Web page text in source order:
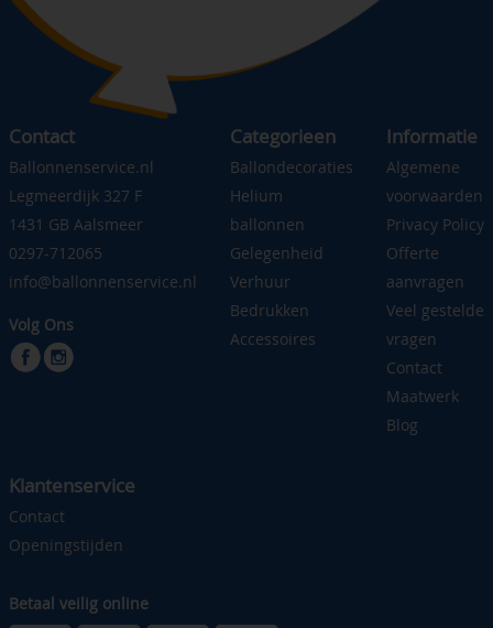
Contact
Ballonnenservice.nl
Legmeerdijk 327 F
1431 GB Aalsmeer
0297-712065
info@ballonnenservice.nl
Volg Ons
Categorieen
Ballondecoraties
Helium
ballonnen
Gelegenheid
Verhuur
Bedrukken
Accessoires
Informatie
Algemene
voorwaarden
Privacy Policy
Offerte
aanvragen
Veel gestelde
vragen
Contact
Maatwerk
Blog
Klantenservice
Contact
Openingstijden
Betaal veilig online